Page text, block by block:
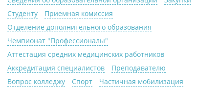
Студенту
Приемная комиссия
Отделение дополнительного образования
Чемпионат "Профессионалы"
Аттестация средних медицинских работников
Аккредитация специалистов
Преподавателю
Вопрос колледжу
Спорт
Частичная мобилизация